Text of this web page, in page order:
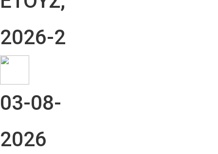
2026-2
03-08-
2026